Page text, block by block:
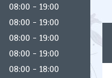
08:00
19:00
08:00
19:00
08:00
19:00
08:00
19:00
08:00
18:00